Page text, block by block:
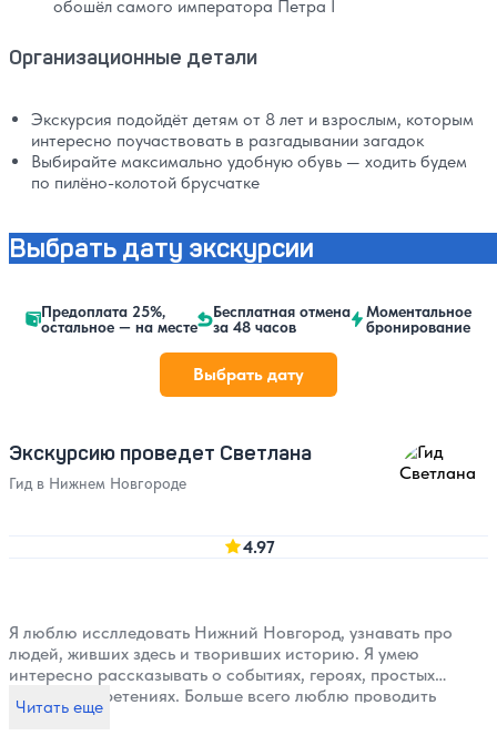
обошёл самого императора Петра I
Организационные детали
Экскурсия подойдёт детям от 8 лет и взрослым, которым
интересно поучаствовать в разгадывании загадок
Выбирайте максимально удобную обувь — ходить будем
по пилёно-колотой брусчатке
Выбрать дату экскурсии
Предоплата 25%,
остальное — на месте
Бесплатная отмена
за 48 часов
Моментальное
бронирование
Выбрать дату
Экскурсию проведет Светлана
Гид в Нижнем Новгороде
4.97
Я люблю исслледовать Нижний Новгород, узнавать про
людей, живших здесь и творивших историю. Я умею
интересно рассказывать о событиях, героях, простых
людях, изобретениях. Больше всего люблю проводить
квесты для детей — я называю это волшебными
Читать еще